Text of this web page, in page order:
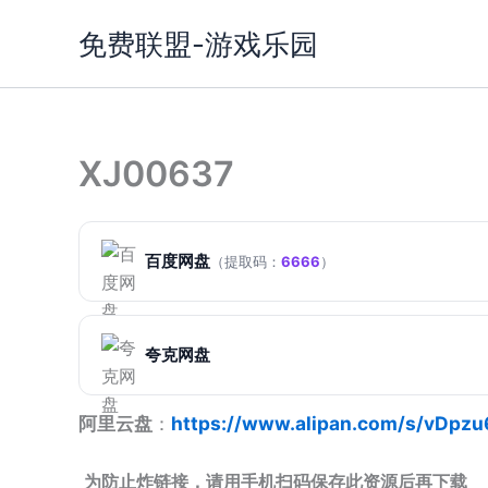
免费联盟-游戏乐园
XJ00637
百度网盘 （提取码： 6666）
夸克网盘
阿里云盘 ： https://www.alipan.com/s/
为防止炸链接，请用手机扫码保存此资源后再下载